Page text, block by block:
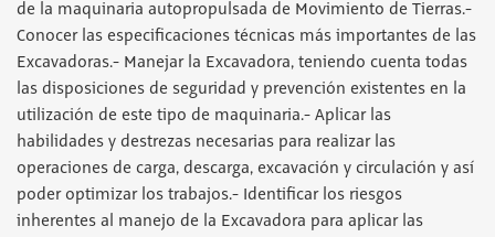
de la maquinaria autopropulsada de Movimiento de Tierras.-
Conocer las especificaciones técnicas más importantes de las
Excavadoras.- Manejar la Excavadora, teniendo cuenta todas
las disposiciones de seguridad y prevención existentes en la
utilización de este tipo de maquinaria.- Aplicar las
habilidades y destrezas necesarias para realizar las
operaciones de carga, descarga, excavación y circulación y así
poder optimizar los trabajos.- Identificar los riesgos
inherentes al manejo de la Excavadora para aplicar las